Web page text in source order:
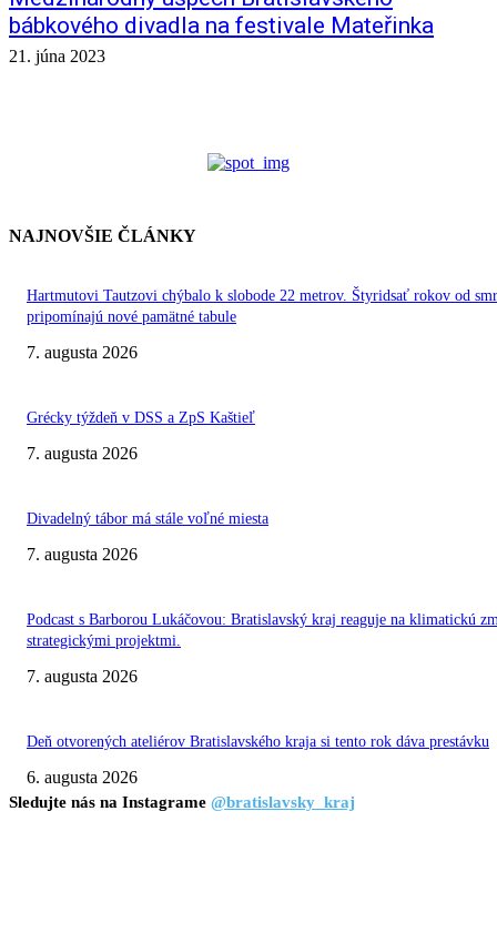
bábkového divadla na festivale Mateřinka
21. júna 2023
NAJNOVŠIE ČLÁNKY
Hartmutovi Tautzovi chýbalo k slobode 22 metrov. Štyridsať rokov od
pripomínajú nové pamätné tabule
7. augusta 2026
Grécky týždeň v DSS a ZpS Kaštieľ
7. augusta 2026
Divadelný tábor má stále voľné miesta
7. augusta 2026
Podcast s Barborou Lukáčovou: Bratislavský kraj reaguje na klimatickú
strategickými projektmi.
7. augusta 2026
Deň otvorených ateliérov Bratislavského kraja si tento rok dáva prestávku
6. augusta 2026
Sledujte nás na Instagrame @bratislavsky_kraj